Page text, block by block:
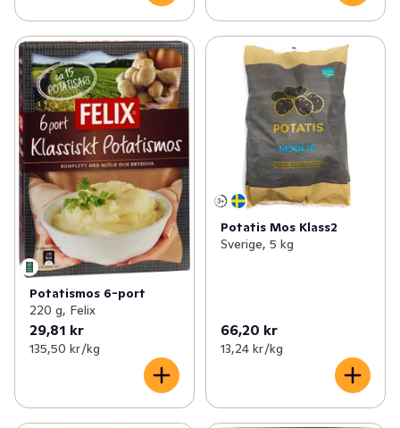
Potatismos 6-port
220 g, Felix
29,81 kr
135,50 kr /kg
Potatis Mos Klass2
Sverige, 5 kg
66,20 kr
13,24 kr /kg